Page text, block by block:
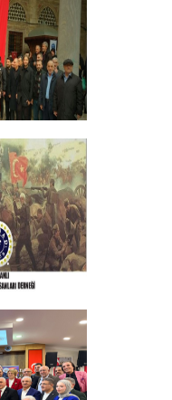
ANMA
ANMA